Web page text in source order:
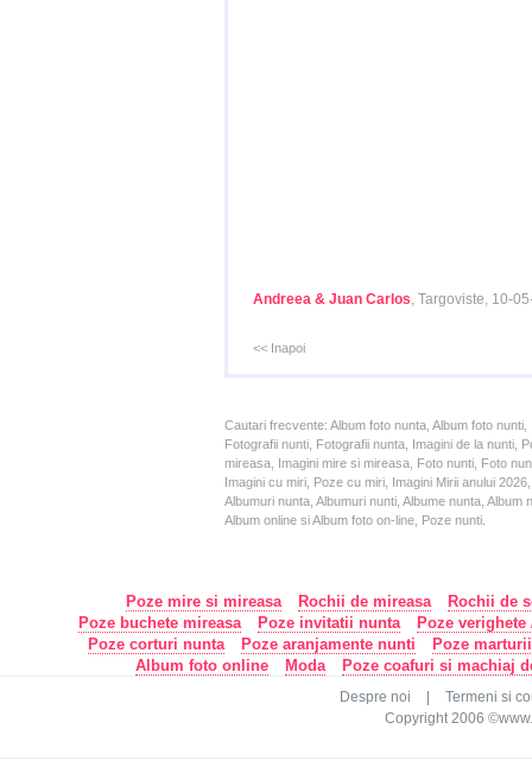
Andreea & Juan Carlos, Targoviste, 10-
<< Inapoi
Cautari frecvente: Album foto nunta, Album foto
Fotografii nunti, Fotografii nunta, Imagini de la nunti,
mireasa, Imagini mire si mireasa, Foto nunti, Foto
Imagini cu miri, Poze cu miri, Imagini Mirii anului
Albumuri nunta, Albumuri nunti, Albume nunta,
Album online si Album foto on-line, Poze nunti.
Poze mire si mireasa Rochii de mireasa
Rochii de
Poze buchete mireasa
Poze invitatii nunta
Poze
Poze corturi nunta
Poze aranjamente nunti
Poze
Album foto online
Moda Poze coafuri si machiaj
Despre noi
Termeni si
Copyright 2006